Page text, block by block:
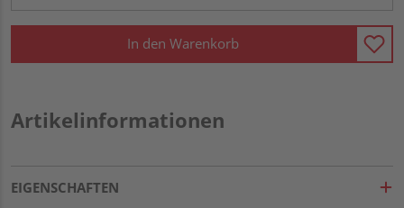
In den Warenkorb
Artikelinformationen
EIGENSCHAFTEN